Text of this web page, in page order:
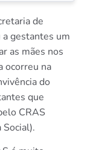
de
gestantes um
as mães nos
ocorreu na
do
que
CRAS